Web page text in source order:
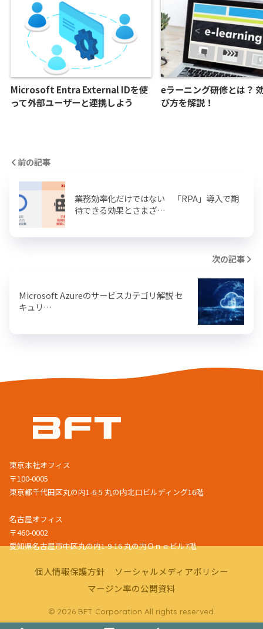
Microsoft Entra External IDを使
って外部ユーザーと連携しよう
eラーニング研修とは？
び方を解説！
前の記事
業務効率化だけではない 「RPA」導入で期
待できる効果とさまざ…
次の記事
Microsoft Azureのサービスカテゴリ解説 セ
キュリ…
東京本社オフィス
〒100-0005
東京都千代田区丸の内1-6-5 丸の内北口ビルディング16階
名古屋オフィス
〒460-0002
愛知県名古屋市中区丸の内1-9-16 丸の内Ｏｎｅビル7階
個人情報保護方針
ソーシャルメディアポリシー
マージン率の公開資料
© 2026 BFT Corporation All rights reserved.